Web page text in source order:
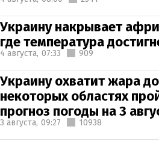
Украину накрывает
где температура
4 августа, 07:33 909
Украину охватит жара
некоторых областях
прогноз погоды на 3
3 августа, 09:27 10938